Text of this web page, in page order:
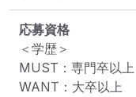
応募資格
＜学歴＞
MUST：専門卒以上
WANT：大卒以上